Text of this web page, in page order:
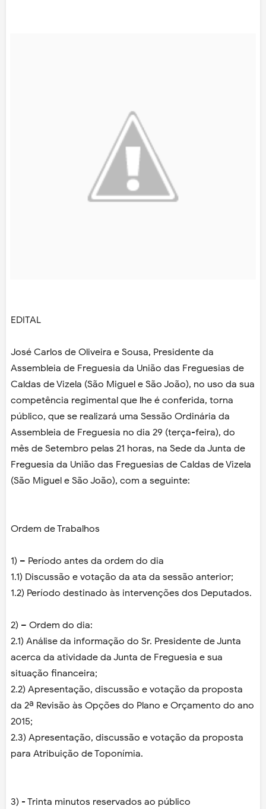
EDITAL
José Carlos de Oliveira e Sousa, Presidente da
Assembleia de Freguesia da União das Freguesias de
Caldas de Vizela (São Miguel e São João), no uso da sua
competência regimental que lhe é conferida, torna
público, que se realizará uma Sessão Ordinária da
Assembleia de Freguesia no dia 29 (terça-feira), do
mês de Setembro pelas 21 horas, na Sede da Junta de
Freguesia da União das Freguesias de Caldas de Vizela
(São Miguel e São João), com a seguinte:
Ordem de Trabalhos
1) – Período antes da ordem do dia
1.1) Discussão e votação da ata da sessão anterior;
1.2) Período destinado às intervenções dos Deputados.
2) – Ordem do dia:
2.1) Análise da informação do Sr. Presidente de Junta
acerca da atividade da Junta de Freguesia e sua
situação financeira;
2.2) Apresentação, discussão e votação da proposta
da 2ª Revisão às Opções do Plano e Orçamento do ano
2015;
2.3) Apresentação, discussão e votação da proposta
para Atribuição de Toponímia.
3) - Trinta minutos reservados ao público